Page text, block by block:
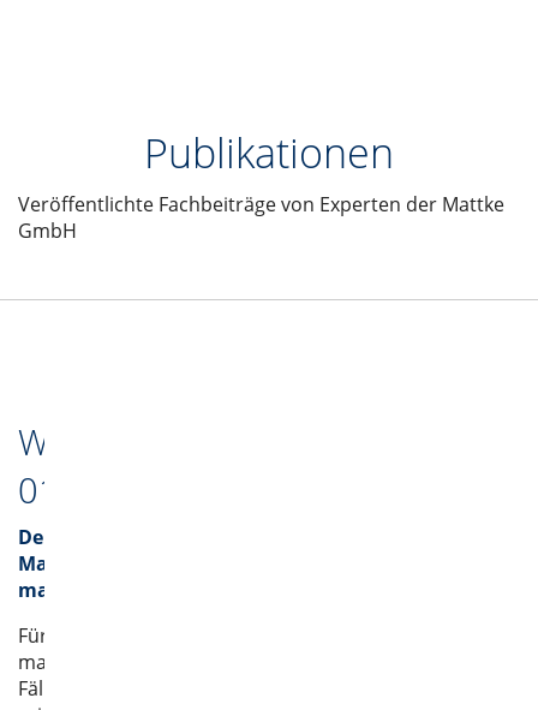
Publikationen
Veröffentlichte Fachbeiträge von Experten der Mattke
GmbH
Werkstoffzeitschrift
01/2021
Der
Mantel
macht's
Für
manche
Fälle